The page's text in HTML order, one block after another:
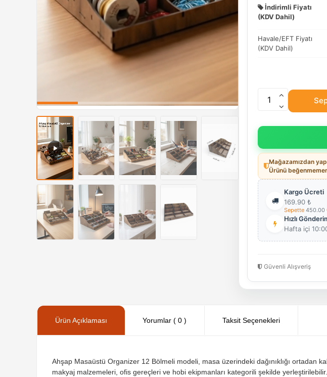
İndirimli Fiyatı
(KDV Dahil)
Havale/EFT Fiyatı
(KDV Dahil)
Mağazamızdan
Ürünü
Kargo Ücreti
169.90 ₺
Sepette 450.00
Hızlı
Hafta içi
Güvenli Alışveriş
Ürün Açıklaması Yorumlar ( 0 ) Taksit Seçenekleri
Ahşap Masaüstü Organizer 12 Bölmeli modeli, masa üzerindeki dağınıklığı ortadan
makyaj malzemeleri, ofis gereçleri ve hobi ekipmanları kategorili şekilde yerleştirilebilir.